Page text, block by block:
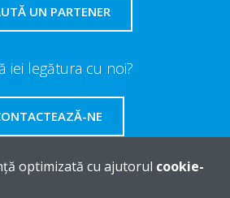
UN PARTENER
iei legătura cu noi?
NE
optimizată cu ajutorul cookie-